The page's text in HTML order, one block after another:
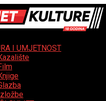
I UMJETNOST